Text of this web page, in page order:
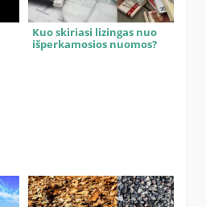
Kuo skiriasi lizingas nuo
išperkamosios nuomos?